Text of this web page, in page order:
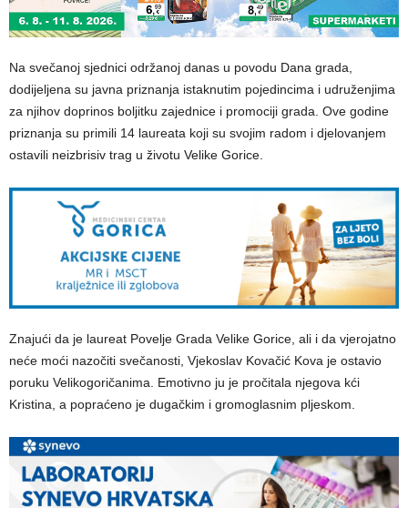
Na svečanoj sjednici održanoj danas u povodu Dana grada,
dodijeljena su javna priznanja istaknutim pojedincima i udruženjima
za njihov doprinos boljitku zajednice i promociji grada. Ove godine
priznanja su primili 14 laureata koji su svojim radom i djelovanjem
ostavili neizbrisiv trag u životu Velike Gorice.
Znajući da je laureat Povelje Grada Velike Gorice, ali i da vjerojatno
neće moći nazočiti svečanosti, Vjekoslav Kovačić Kova je ostavio
poruku Velikogoričanima. Emotivno ju je pročitala njegova kći
Kristina, a popraćeno je dugačkim i gromoglasnim pljeskom.